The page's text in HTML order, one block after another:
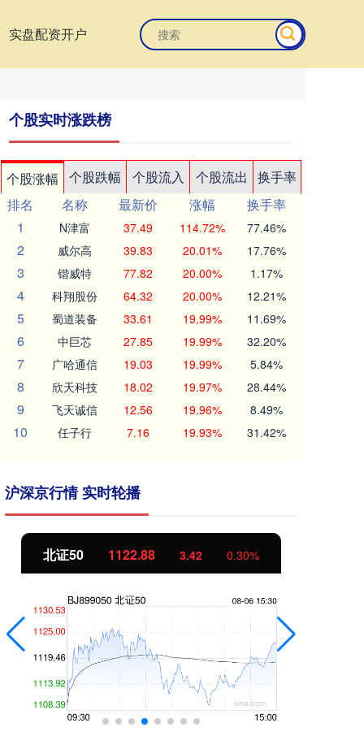
实盘配资开户
个股实时涨跌榜
个股涨幅 个股跌幅 个股流入 个股流出
换手率
排名
名称 最新价 涨幅
换手率
1
N津富 37.49 114.72% 77.46%
2 威尔高 39.83 20.01% 17.76%
3 锴威特 77.82 20.00% 1.17%
4 科翔股份 64.32 20.00% 12.21%
5 蜀道装备 33.61 19.99% 11.69%
6 中巨芯 27.85 19.99% 32.20%
7 广哈通信 19.03 19.99% 5.84%
8 欣天科技 18.02 19.97% 28.44%
9 飞天诚信 12.56 19.96% 8.49%
10 任子行 7.16 19.93% 31.42%
沪深京行情 实时轮播
北证50 1122.88 3.42 0.30%